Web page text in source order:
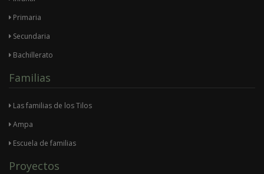
Primaria
Secundaria
Bachillerato
Familias
Las familias de los Tilos
Ampa
Escuela de familias
Proyectos